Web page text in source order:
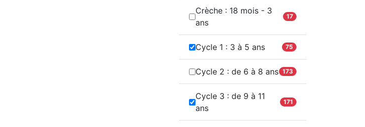
Crèche : 18 mois - 3
ans
17
Cycle 1 : 3 à 5 ans 75
Cycle 2 : de 6 à 8 ans 173
Cycle 3 : de 9 à 11
ans
171